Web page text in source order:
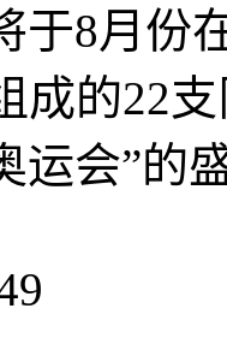
于8月份
成的22
运会”的